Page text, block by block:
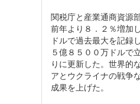
関税庁と産業通商資源
前年より８．２％増加
ドルで過去最大を記録
５億８５００万ドルで
りに更新した。世界的
アとウクライナの戦争
成果を上げた。